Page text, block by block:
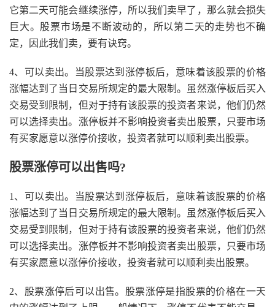
它第二天可能会继续涨停，所以我们卖早了，那么就会损失
巨大。股票市场是不断波动的，所以第二天的走势也不确
定，因此我们卖，要有诀窍。
4、可以卖出。当股票达到涨停板后，意味着该股票的价格
涨幅达到了当日交易所规定的最大限制。虽然涨停板后买入
交易受到限制，但对于持有该股票的投资者来说，他们仍然
可以选择卖出。涨停板并不影响投资者卖出股票，只要市场
有买家愿意以涨停价接收，投资者就可以顺利卖出股票。
股票涨停可以出售吗?
1、可以卖出。当股票达到涨停板后，意味着该股票的价格
涨幅达到了当日交易所规定的最大限制。虽然涨停板后买入
交易受到限制，但对于持有该股票的投资者来说，他们仍然
可以选择卖出。涨停板并不影响投资者卖出股票，只要市场
有买家愿意以涨停价接收，投资者就可以顺利卖出股票。
2、股票涨停后可以出售。股票涨停是指股票的价格在一天